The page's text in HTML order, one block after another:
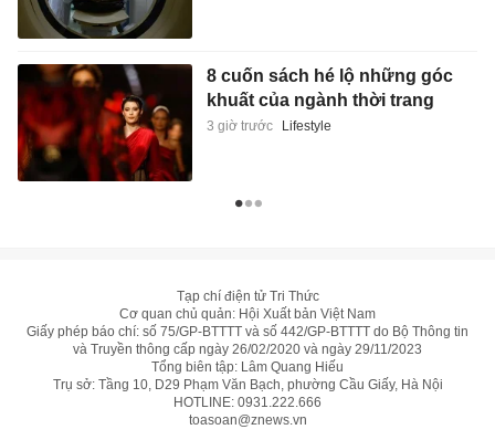
8 cuốn sách hé lộ những góc
khuất của ngành thời trang
3 giờ trước Lifestyle
Tạp chí điện tử Tri Thức
Cơ quan chủ quản: Hội Xuất bản Việt Nam
Giấy phép báo chí: số 75/GP-BTTTT và số 442/GP-BTTTT do Bộ Thông tin
và Truyền thông cấp ngày 26/02/2020 và ngày 29/11/2023
Tổng biên tập: Lâm Quang Hiếu
Trụ sở: Tầng 10, D29 Phạm Văn Bạch, phường Cầu Giấy, Hà Nội
HOTLINE: 0931.222.666
toasoan@znews.vn